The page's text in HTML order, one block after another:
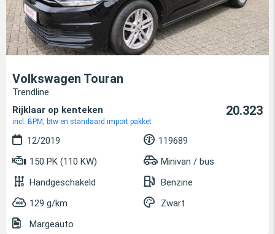
Volkswagen Touran
Trendline
Rijklaar op kenteken
incl. BPM, btw en standaard import pakket
20.323
12/2019
119689
150 PK (110 KW)
Minivan / bus
Handgeschakeld
Benzine
129 g/km
Zwart
Margeauto